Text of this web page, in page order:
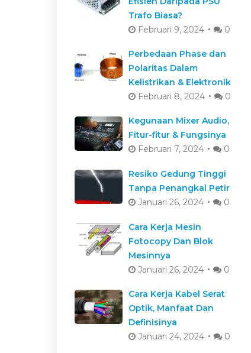
Trafo Biasa?
Februari 9, 2024
0
Perbedaan Phase dan
Polaritas Dalam
Kelistrikan & Elektronik
Februari 8, 2024
0
Kegunaan Mixer Audio,
Fitur-fitur & Fungsinya
Februari 7, 2024
0
Resiko Gedung Tinggi
Tanpa Penangkal Petir
Januari 26, 2024
0
Cara Kerja Mesin
Fotocopy Dan Blok
Mesinnya
Januari 26, 2024
0
Cara Kerja Kabel Serat
Optik, Manfaat Dan
Definisinya
Januari 24, 2024
0